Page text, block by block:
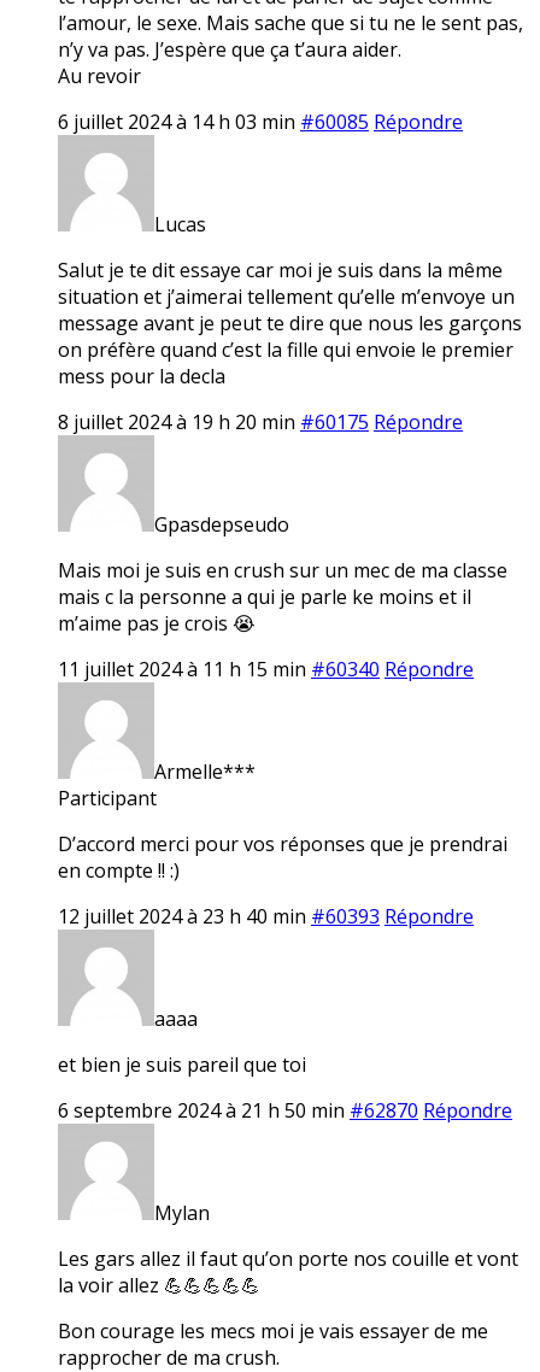
l’amour, le sexe. Mais sache que si tu ne le sent pas,
n’y va pas. J’espère que ça t’aura aider.
Au revoir
6 juillet 2024 à 14 h 03 min #60085 Répondre
Lucas
Salut je te dit essaye car moi je suis dans la même
situation et j’aimerai tellement qu’elle m’envoye un
message avant je peut te dire que nous les garçons
on préfère quand c’est la fille qui envoie le premier
mess pour la decla
8 juillet 2024 à 19 h 20 min #60175 Répondre
Gpasdepseudo
Mais moi je suis en crush sur un mec de ma classe
mais c la personne a qui je parle ke moins et il
m’aime pas je crois 😭
11 juillet 2024 à 11 h 15 min #60340 Répondre
Armelle***
Participant
D’accord merci pour vos réponses que je prendrai
en compte !! :)
12 juillet 2024 à 23 h 40 min #60393 Répondre
aaaa
et bien je suis pareil que toi
6 septembre 2024 à 21 h 50 min #62870 Répondre
Mylan
Les gars allez il faut qu’on porte nos couille et vont
la voir allez 💪💪💪💪💪
Bon courage les mecs moi je vais essayer de me
rapprocher de ma crush.